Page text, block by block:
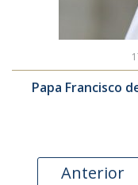
Papa Francisco
Anterior